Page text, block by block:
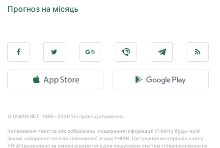
Прогноз на місяць
© UNIAN.NET, 1998 - 2026 Усі права дотримано.
Копіювання текстів або зображень, поширення інформації УНІАН у будь-якій
формі забороняється без письмової згоди УНІАН. Цитування матеріалів сайту
УНІАН дозволено за умови відкритого для пошукових систем гіперпосилання на